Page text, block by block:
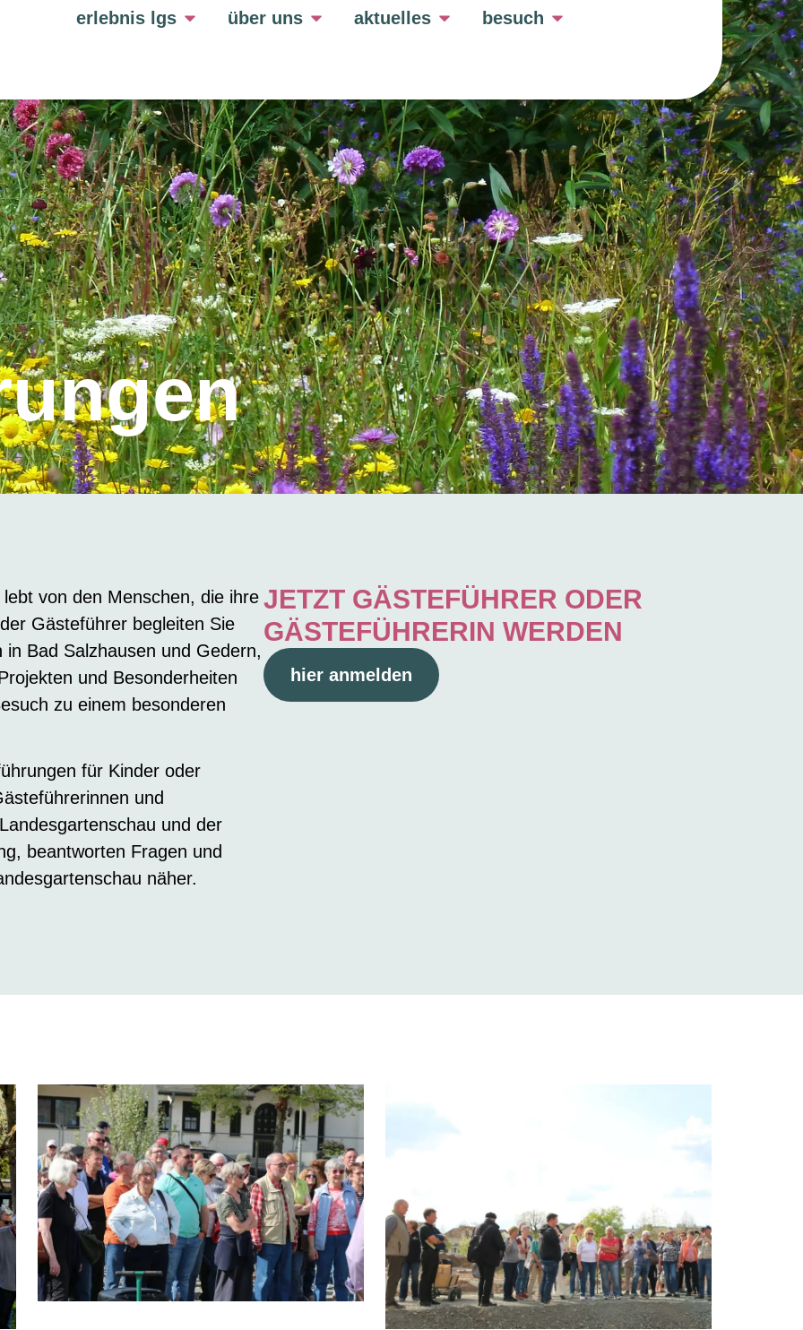
erlebnis lgs über uns aktuelles besuch
JETZT GÄSTEFÜHRER ODER
GÄSTEFÜHRERIN WERDEN
hier anmelden
von den Menschen, die ihre
Gästeführer begleiten Sie
Bad Salzhausen und Gedern,
und Besonderheiten
zu einem besonderen
für Kinder oder
und
und der
beantworten Fragen und
näher.